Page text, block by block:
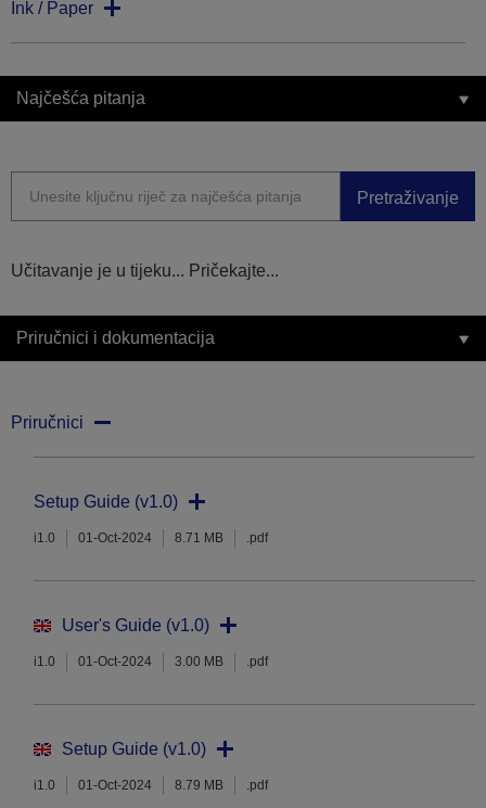
Ink / Paper
Najčešća pitanja
Pretraživanje
Učitavanje je u tijeku... Pričekajte...
Priručnici i dokumentacija
Priručnici
Setup Guide (v1.0)
i1.0 01-Oct-2024 8.71 MB .pdf
User's Guide (v1.0)
i1.0 01-Oct-2024 3.00 MB .pdf
Setup Guide (v1.0)
i1.0 01-Oct-2024 8.79 MB .pdf